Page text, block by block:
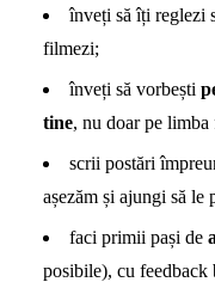
înveți să îți reglezi
filmezi;
înveți să vorbești
tine, nu doar pe
scrii postări
așezăm și ajungi să le
faci primii pași de
posibile), cu feedback